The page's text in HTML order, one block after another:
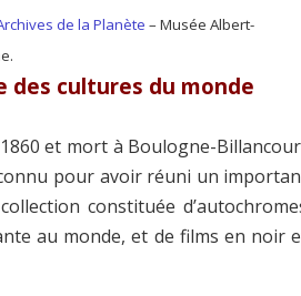
de la Planète – Musée Albert-
des cultures du monde
et mort à Boulogne-
pour avoir réuni un
constituée
au monde, et de films en noir